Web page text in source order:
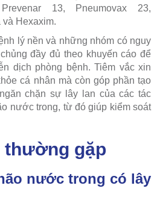
13, Pneumovax 23,
và Hexaxim.
lý nền và những nhóm có nguy
đầy đủ theo khuyến cáo để
dịch phòng bệnh. Tiêm vắc xin
cá nhân mà còn góp phần tạo
chặn sự lây lan của các tác
nước trong, từ đó giúp kiểm soát
thường gặp
nước trong có lây